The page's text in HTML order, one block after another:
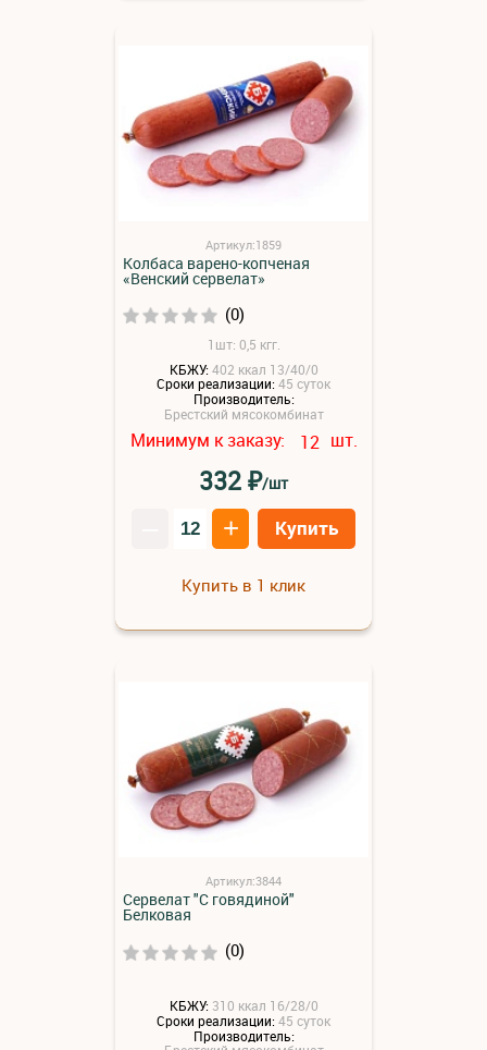
Артикул:1859
Колбаса варено-копченая
«Венский сервелат»
(0)
1шт: 0,5 кгг.
КБЖУ: 402 ккал 13/40/0
Сроки реализации:45 суток
Производитель:
Брестский мясокомбинат
Минимум к заказу: 12 шт.
332₽/шт
+ Купить
Купить в 1 клик
Артикул:3844
Сервелат "С говядиной"
Белковая
(0)
КБЖУ: 310 ккал 16/28/0
Сроки реализации:45 суток
Производитель: